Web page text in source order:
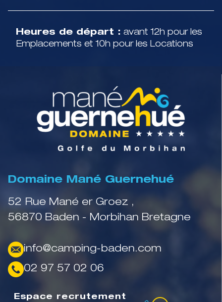
Heures de départ : avant 12h pour les
Emplacements et 10h pour les Locations
Domaine Mané Guernehué
52 Rue Mané er Groez ,
56870 Baden - Morbihan Bretagne
info@camping-baden.com
02 97 57 02 06
Espace recrutement